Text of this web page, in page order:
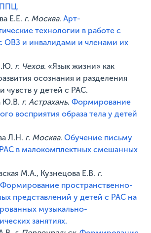
Е.Е. г. Москва.Арт-
технологии в работе с
ОВЗ и инвалидами и членами их
г. Чехов. «Язык жизни» как
осознания и разделения
чувств у детей с РАС.
Ю.В. г. Астрахань.Формирование
восприятия образа тела у детей
Л.Н. г. Москва.Обучение письму
в малокомплектных смешанных
М.А., Кузнецова Е.В. г.
Формирование пространственно-
представлений у детей с РАС на
музыкально-
занятиях.